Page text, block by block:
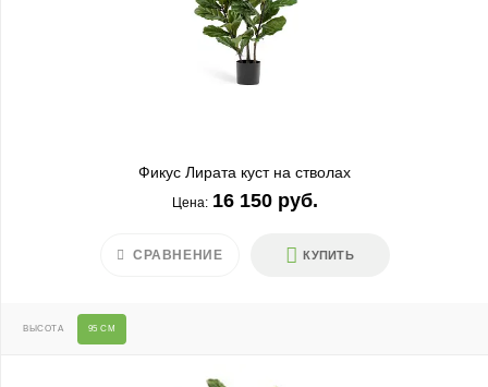
Фикус Лирата куст на стволах
Цена: 16 150 руб.
КУПИТЬ
СРАВНЕНИЕ
ВЫСОТА 95 СМ